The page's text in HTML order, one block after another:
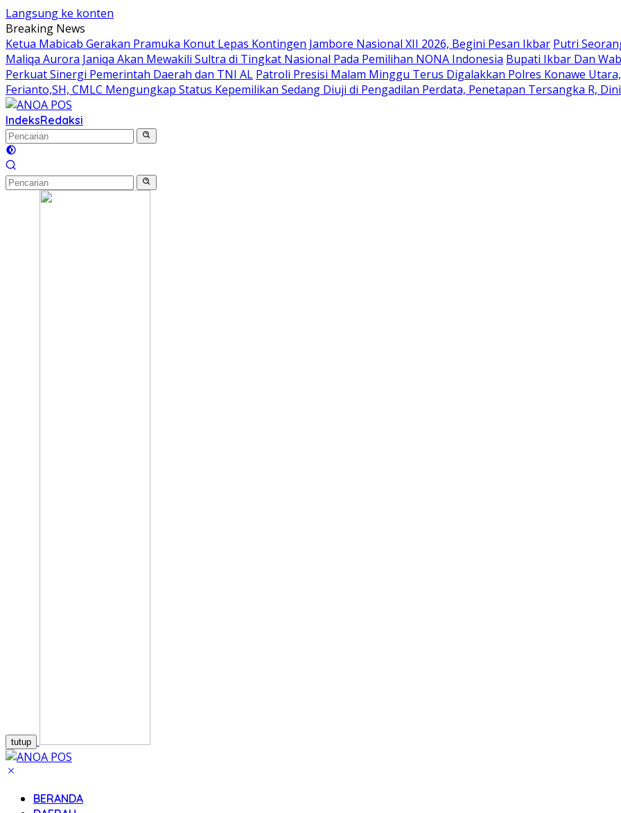
Langsung ke konten
Breaking News
Ketua Mabicab Gerakan Pramuka Konut Lepas Kontingen Jambore Nasional XII 2026, Begini Pesan Ikbar Putri
Maliqa Aurora Janiqa Akan Mewakili Sultra di Tingkat Nasional Pada Pemilihan NONA Indonesia Bupati Ikbar Dan
Perkuat Sinergi Pemerintah Daerah dan TNI AL Patroli Presisi Malam Minggu Terus Digalakkan Polres Konawe
Ferianto,SH, CMLC Mengungkap Status Kepemilikan Sedang Diuji di Pengadilan Perdata, Penetapan Tersangka R,
IndeksRedaksi
tutup
BERANDA